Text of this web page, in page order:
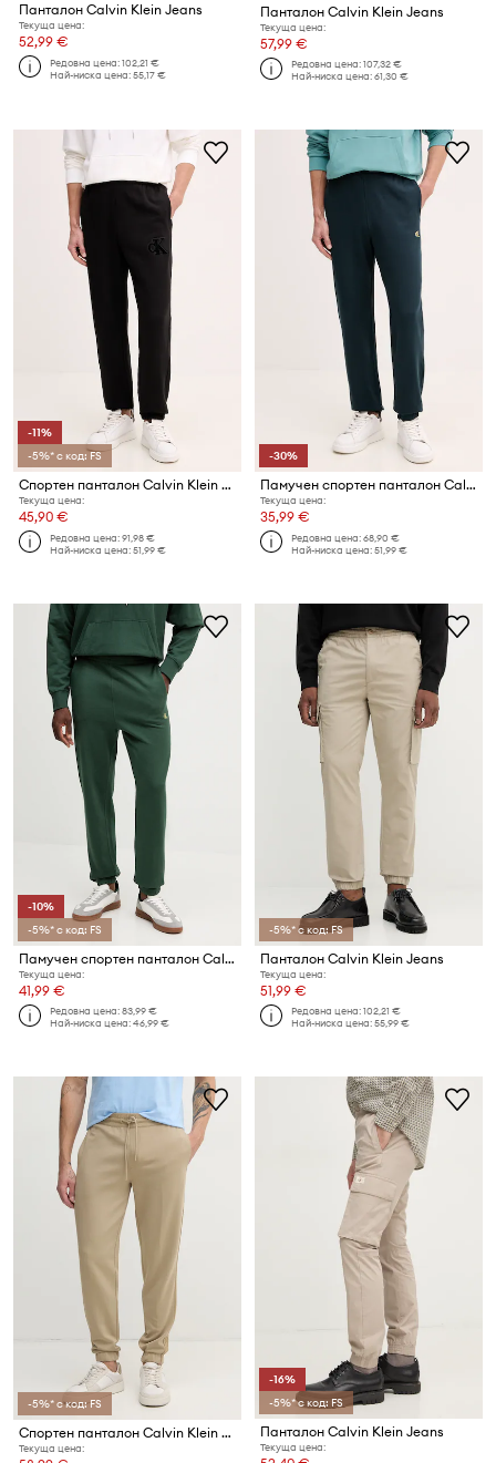
Панталон Calvin Klein Jeans
Текуща цена:
52,99 €
Редовна цена:102,21 €
Най-ниска цена:55,17 €
Панталон Calvin Klein Jeans
Текуща цена:
57,99 €
Редовна цена:107,32 €
Най-ниска цена:61,30 €
-11%
-5%* с код: FS
Спортен панталон Calvin Klein Jeans
Текуща цена:
45,90 €
Редовна цена:91,98 €
Най-ниска цена:51,99 €
-30%
Памучен спортен панталон Calvin Klein Jeans
Текуща цена:
35,99 €
Редовна цена:68,90 €
Най-ниска цена:51,99 €
-10%
-5%* с код: FS
Памучен спортен панталон Calvin Klein Jeans
Текуща цена:
41,99 €
Редовна цена:83,99 €
Най-ниска цена:46,99 €
-5%* с код: FS
Панталон Calvin Klein Jeans
Текуща цена:
51,99 €
Редовна цена:102,21 €
Най-ниска цена:55,99 €
-5%* с код: FS
Спортен панталон Calvin Klein Jeans
Текуща цена:
-16%
-5%* с код: FS
Панталон Calvin Klein Jeans
Текуща цена: